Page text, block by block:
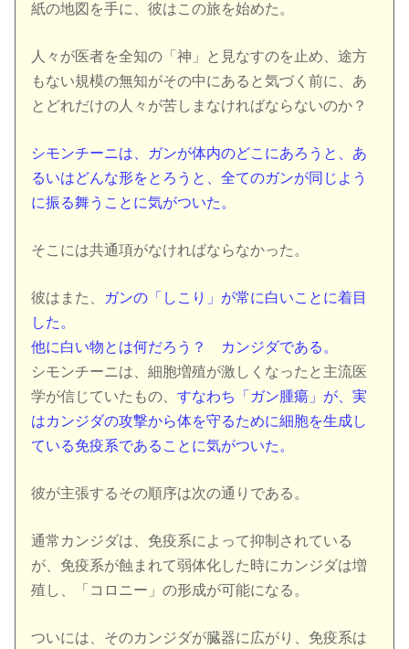
紙の地図を手に、彼はこの旅を始めた。
人々が医者を全知の「神」と見なすのを止め、途方
もない規模の無知がその中にあると気づく前に、あ
とどれだけの人々が苦しまなければならないのか？
シモンチーニは、ガンが体内のどこにあろうと、あ
るいはどんな形をとろうと、全てのガンが同じよう
に振る舞うことに気がついた。
そこには共通項がなければならなかった。
彼はまた、
ガンの「しこり」が常に白いことに着目
した。
他に白い物とは何だろう？ カンジダである。
シモンチーニは、細胞増殖が激しくなったと主流医
学が信じていたもの、すなわち「ガン腫瘍」が、実
はカンジダの攻撃から体を守るために細胞を生成し
ている免疫系であることに気がついた。
彼が主張するその順序は次の通りである。
通常カンジダは、免疫系によって抑制されている
が、免疫系が蝕まれて弱体化した時にカンジダは増
殖し、「コロニー」の形成が可能になる。
ついには、そのカンジダが臓器に広がり、免疫系は